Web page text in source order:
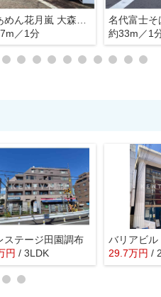
／1分
名代富士そ
約33m／1
ステージ田園調布
円 / 3LDK
バリアビル
29.7万円 /